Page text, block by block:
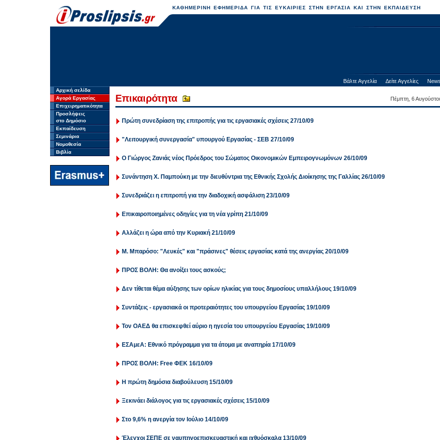
ΚΑΘΗΜΕΡΙΝΗ ΕΦΗΜΕΡΙΔΑ ΓΙΑ ΤΙΣ ΕΥΚΑΙΡΙΕΣ ΣΤΗΝ ΕΡΓΑΣΙΑ ΚΑΙ ΣΤΗΝ ΕΚΠΑΙΔΕΥΣΗ
Βάλτε Αγγελία Δείτε Αγγελίες
Αρχική σελίδα
Αγορά Εργασίας
Επιχειρηματικότητα
Προσλήψεις
στο Δημόσιο
Εκπαίδευση
Σεμινάρια
Νομοθεσία
Βιβλία
Επικαιρότητα Πέμπτη, 6
Πρώτη συνεδρίαση της επιτροπής για τις εργασιακές σχέσεις 27/10/09
"Λειτουργική συνεργασία" υπουργού Εργασίας - ΣΕΒ 27/10/09
Ο Γιώργος Ζανιάς νέος Πρόεδρος του Σώματος Οικονομικών Εμπειρογνωμόνων 26/10/09
Συνάντηση Χ. Παμπούκη με την διευθύντρια της Εθνικής Σχολής Διοίκησης της Γαλλίας 26/10/09
Συνεδριάζει η επιτροπή για την διαδοχική ασφάλιση 23/10/09
Επικαιροποιημένες οδηγίες για τη νέα γρίπη 21/10/09
Αλλάζει η ώρα από την Κυριακή 21/10/09
Μ. Μπαρόσο: "Λευκές" και "πράσινες" θέσεις εργασίας κατά της ανεργίας 20/10/09
ΠΡΟΣ ΒΟΛΗ: Θα ανοίξει τους ασκούς;
Δεν τίθεται θέμα αύξησης των ορίων ηλικίας για τους δημοσίους υπαλλήλους 19/10/09
Συντάξεις - εργασιακά οι προτεραιότητες του υπουργείου Εργασίας 19/10/09
Τον ΟΑΕΔ θα επισκεφθεί αύριο η ηγεσία του υπουργείου Εργασίας 19/10/09
ΕΣΑμεΑ: Εθνικό πρόγραμμα για τα άτομα με αναπηρία 17/10/09
ΠΡΟΣ ΒΟΛΗ: Free ΦΕΚ 16/10/09
Η πρώτη δημόσια διαβούλευση 15/10/09
Ξεκινάει διάλογος για τις εργασιακές σχέσεις 15/10/09
Στο 9,6% η ανεργία τον Ιούλιο 14/10/09
Έλεγχοι ΣΕΠΕ σε ναυπηγοεπισκευαστική και ιχθυόσκαλα 13/10/09